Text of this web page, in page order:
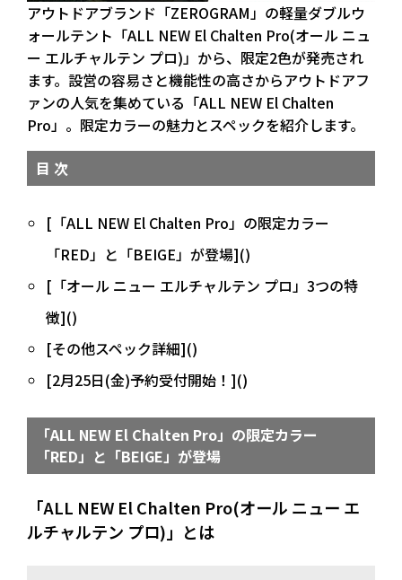
アウトドアブランド「ZEROGRAM」の軽量ダブルウ
ォールテント「ALL NEW El Chalten Pro(オール ニュ
ー エルチャルテン プロ)」から、限定2色が発売され
ます。設営の容易さと機能性の高さからアウトドアフ
ァンの人気を集めている「ALL NEW El Chalten
Pro」。限定カラーの魅力とスペックを紹介します。
目 次
[「ALL NEW El Chalten Pro」の限定カラー
「RED」と「BEIGE」が登場]()
[「オール ニュー エルチャルテン プロ」3つの特
徴]()
[その他スペック詳細]()
[2月25日(金)予約受付開始！]()
「ALL NEW El Chalten Pro」の限定カラー
「RED」と「BEIGE」が登場
「ALL NEW El Chalten Pro(オール ニュー エ
ルチャルテン プロ)」とは